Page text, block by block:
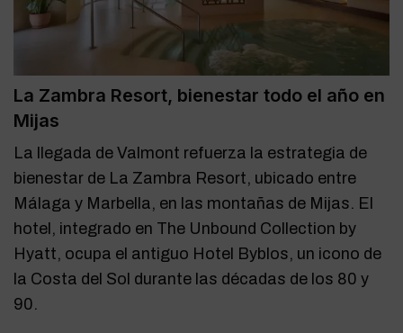
La Zambra Resort, bienestar todo el año en
Mijas
La llegada de Valmont refuerza la estrategia de
bienestar de La Zambra Resort, ubicado entre
Málaga y Marbella, en las montañas de Mijas. El
hotel, integrado en The Unbound Collection by
Hyatt, ocupa el antiguo Hotel Byblos, un icono de
la Costa del Sol durante las décadas de los 80 y
90.